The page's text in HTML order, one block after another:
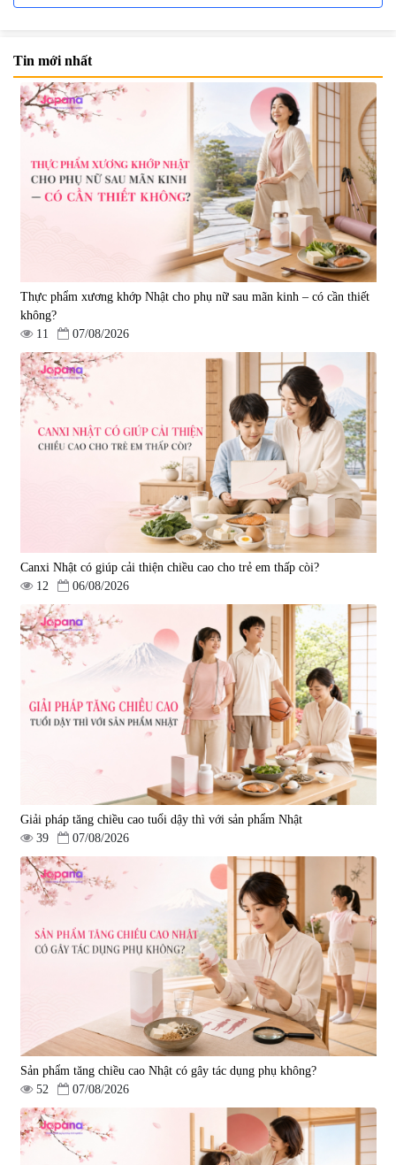
Viên uống hỗ trợ Gout Ribeto
73.520
1.500.000 đ
Viên uống hỗ trợ xương khớp
Kendai Glucosamine Hộp 180
viên
|9.280
690.000 đ
Viên uống hỗ trợ xương khớp
Super Glucosamine DX Hokoen
300 viên
980.000 đ
Viên uống hỗ trợ xương khớp
Yoro Factory Kyoto Has 50EX
Plus 30 viên
|0
2.380.000 đ
Tin mới nhất
Thực phẩm xương khớp Nhật cho phụ nữ sau mãn kinh – có cần thiết
không?
11
07/08/2026
Canxi Nhật có giúp cải thiện chiều cao cho trẻ em thấp còi?
12
06/08/2026
Giải pháp tăng chiều cao tuổi dậy thì với sản phẩm Nhật
39
07/08/2026
Sản phẩm tăng chiều cao Nhật có gây tác dụng phụ không?
52
07/08/2026